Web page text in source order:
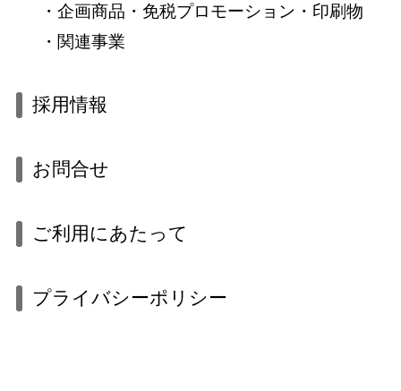
企画商品・免税プロモーション・印刷物
関連事業
採用情報
お問合せ
ご利用にあたって
プライバシーポリシー